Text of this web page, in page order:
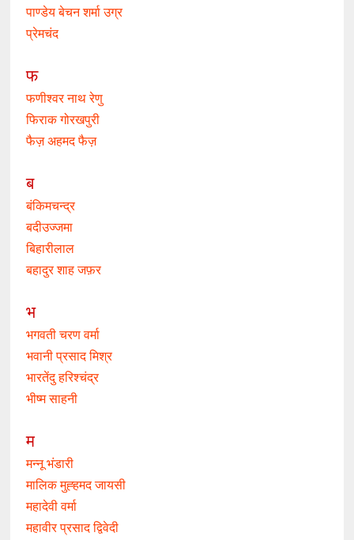
पाण्डेय बेचन शर्मा उग्र
प्रेमचंद
फ
फणीश्वर नाथ रेणु
फिराक गोरखपुरी
फैज़ अहमद फैज़
ब
बंकिमचन्द्र
बदीउज्जमा
बिहारीलाल
बहादुर शाह जफ़र
भ
भगवती चरण वर्मा
भवानी प्रसाद मिश्र
भारतेंदु हरिश्चंद्र
भीष्म साहनी
म
मन्नू भंडारी
मालिक मुह्हमद जायसी
महादेवी वर्मा
महावीर प्रसाद द्विवेदी